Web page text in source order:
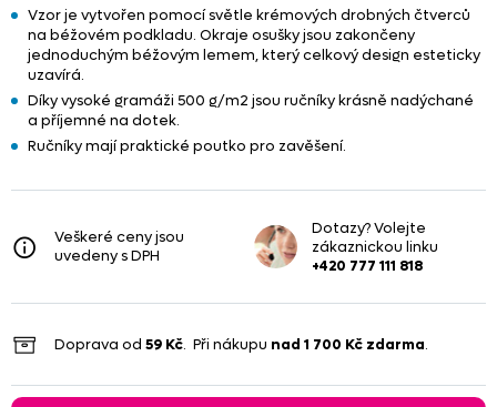
Vzor je vytvořen pomocí světle krémových drobných čtverců
na béžovém podkladu. Okraje osušky jsou zakončeny
jednoduchým béžovým lemem, který celkový design esteticky
uzavírá.
Díky vysoké gramáži 500 g/m2 jsou ručníky krásně nadýchané
a příjemné na dotek.
Ručníky mají praktické poutko pro zavěšení.
Veškeré ceny jsou
uvedeny s DPH
Dotazy? Volejte
zákaznickou linku
+420 777 111 818
Doprava od 59 Kč. Při nákupu nad 1 700 Kč zdarma.